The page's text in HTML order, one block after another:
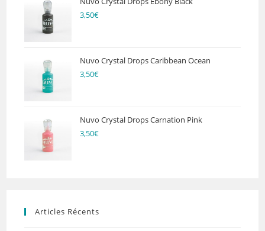
3,50€
Nuvo Crystal Drops Caribbean Ocean
3,50€
Nuvo Crystal Drops Carnation Pink
3,50€
Articles Récents